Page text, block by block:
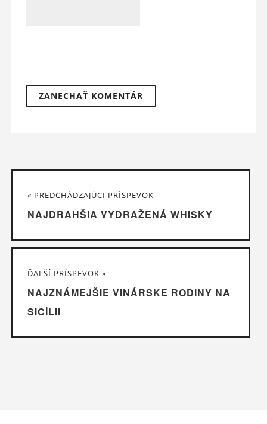
« PREDCHÁDZAJÚCI PRÍSPEVOK
NAJDRAHŠIA VYDRAŽENÁ WHISKY
ĎALŠÍ PRÍSPEVOK »
NAJZNÁMEJŠIE VINÁRSKE RODINY NA
SICÍLII